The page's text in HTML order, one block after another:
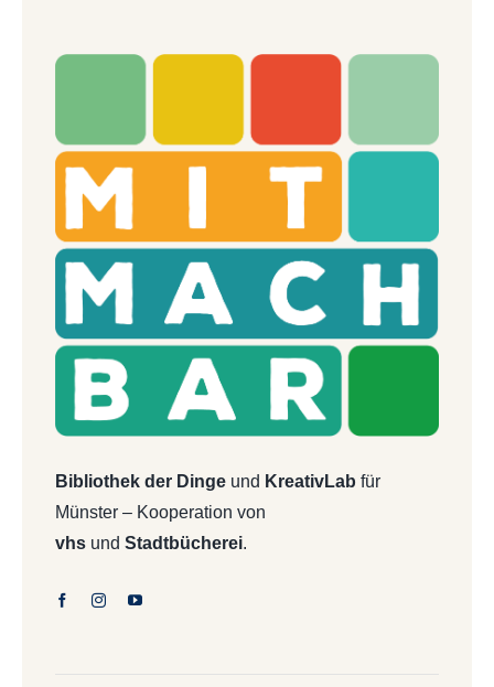
Bibliothek der Dingeund KreativLab für
Münster – Kooperation von
vhsund Stadtbücherei.